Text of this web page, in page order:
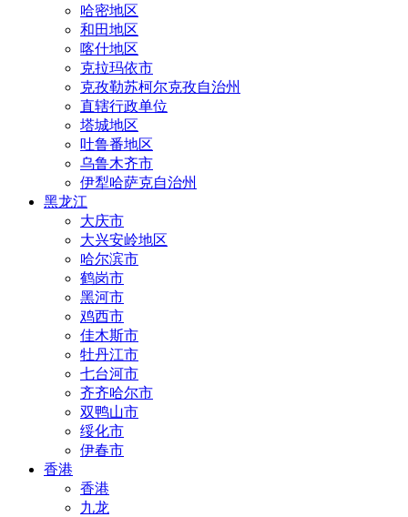
哈密地区
和田地区
喀什地区
克拉玛依市
克孜勒苏柯尔克孜自治州
直辖行政单位
塔城地区
吐鲁番地区
乌鲁木齐市
伊犁哈萨克自治州
黑龙江
大庆市
大兴安岭地区
哈尔滨市
鹤岗市
黑河市
鸡西市
佳木斯市
牡丹江市
七台河市
齐齐哈尔市
双鸭山市
绥化市
伊春市
香港
香港
九龙